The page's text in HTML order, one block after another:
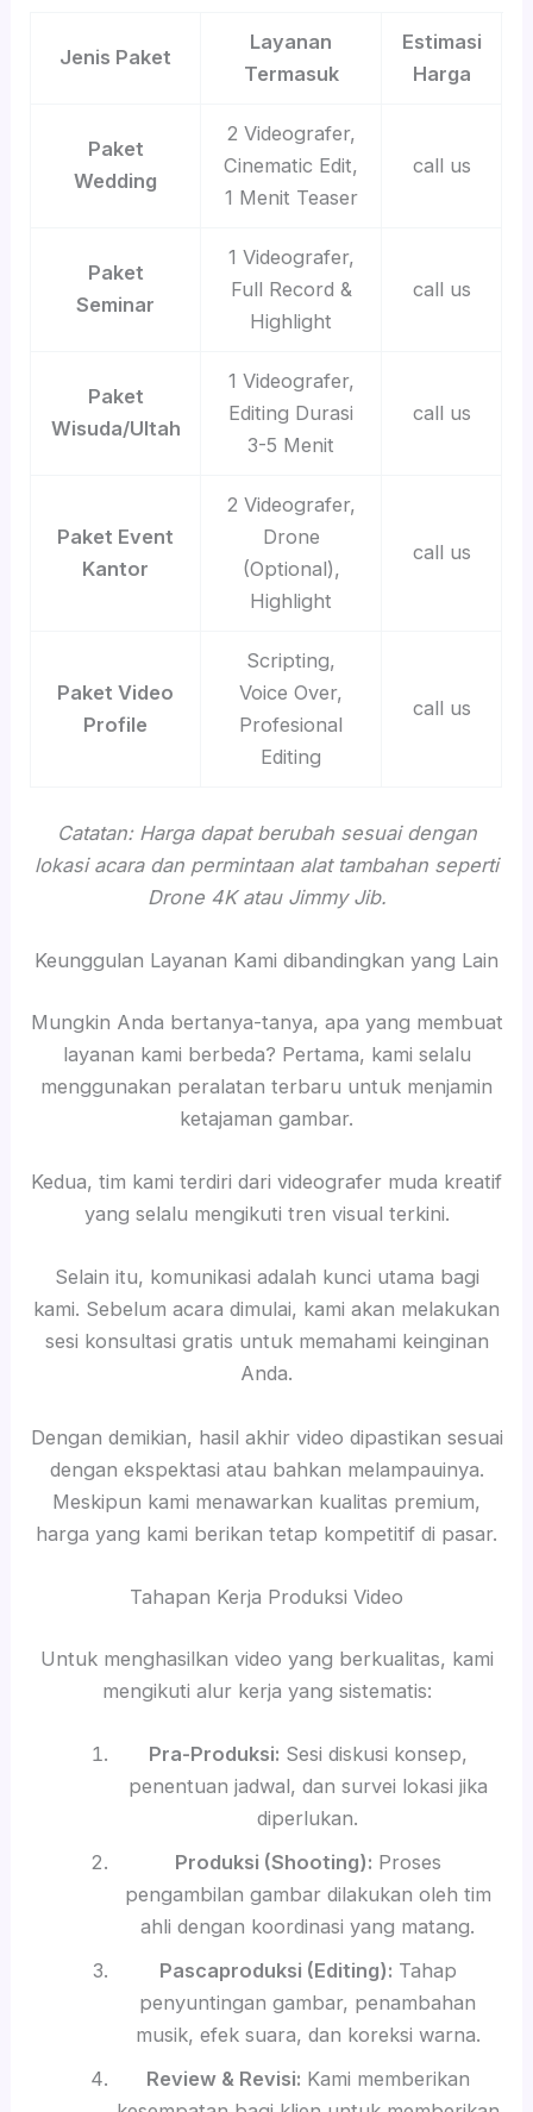
Jenis Paket
Layanan
Termasuk
Estimasi
Harga
Paket
Wedding
2 Videografer,
Cinematic Edit,
1 Menit Teaser
call us
Paket
Seminar
1 Videografer,
Full Record &
Highlight
call us
Paket
Wisuda/Ultah
1 Videografer,
Editing Durasi
3-5 Menit
call us
Paket Event
Kantor
2 Videografer,
Drone
(Optional),
Highlight
call us
Paket Video
Profile
Scripting,
Voice Over,
Profesional
Editing
call us
Catatan: Harga dapat berubah sesuai dengan
lokasi acara dan permintaan alat tambahan seperti
Drone 4K atau Jimmy Jib.
Keunggulan Layanan Kami dibandingkan yang Lain
Mungkin Anda bertanya-tanya, apa yang membuat
layanan kami berbeda? Pertama, kami selalu
menggunakan peralatan terbaru untuk menjamin
ketajaman gambar.
Kedua, tim kami terdiri dari videografer muda kreatif
yang selalu mengikuti tren visual terkini.
Selain itu, komunikasi adalah kunci utama bagi
kami. Sebelum acara dimulai, kami akan melakukan
sesi konsultasi gratis untuk memahami keinginan
Anda.
Dengan demikian, hasil akhir video dipastikan sesuai
dengan ekspektasi atau bahkan melampauinya.
Meskipun kami menawarkan kualitas premium,
harga yang kami berikan tetap kompetitif di pasar.
Tahapan Kerja Produksi Video
Untuk menghasilkan video yang berkualitas, kami
mengikuti alur kerja yang sistematis:
Pra-Produksi: Sesi diskusi konsep,
penentuan jadwal, dan survei lokasi jika
diperlukan.
Produksi (Shooting): Proses
pengambilan gambar dilakukan oleh tim
ahli dengan koordinasi yang matang.
Pascaproduksi (Editing): Tahap
penyuntingan gambar, penambahan
musik, efek suara, dan koreksi warna.
Review & Revisi: Kami memberikan